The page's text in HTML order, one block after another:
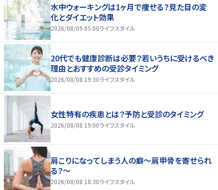
水中ウォーキングは1ヶ月で痩せる？見た目の変
化とダイエット効果
2026/08/09 05:00ライフスタイル
20代でも健康診断は必要？若いうちに受けるべき
理由とおすすめの受診タイミング
2026/08/08 19:30ライフスタイル
女性特有の疾患とは？予防と受診のタイミング
2026/08/08 19:00ライフスタイル
肩こりになってしまう人の癖～肩甲骨を寄せられ
る？～
2026/08/08 18:30ライフスタイル